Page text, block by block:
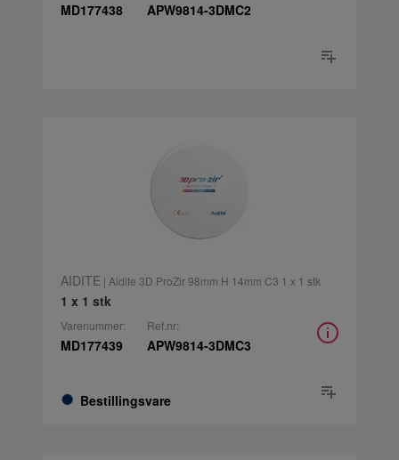
MD177438 APW9814-3DMC2
AIDITE | Aidite 3D ProZir 98mm H 14mm C3 1 x 1 stk
1 x 1 stk
Varenummer:
MD177439
Bestillingsvare
Ref.nr:
APW9814-3DMC3